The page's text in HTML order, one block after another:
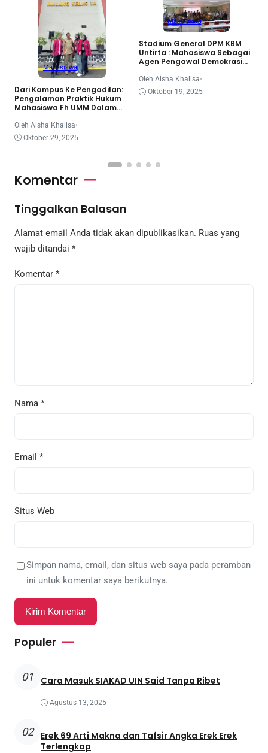
Mahasiswa
Dari Kampus Ke Pengadilan:
Pengalaman Praktik Hukum
Mahasiswa Fh UMM Dalam
Oleh Aisha Khalisa•
Oktober 29, 2025
Mahasiswa
Stadium General DPM KBM
Untirta : Mahasiswa Sebagai
Agen Pengawal Demokrasi
Nasional
Oleh Aisha Khalisa•
Oktober 19, 2025
Komentar
Tinggalkan Balasan
Alamat email Anda tidak akan dipublikasikan. Ruas yang
wajib ditandai *
Komentar *
Nama *
Email *
Situs Web
Simpan nama, email, dan situs web saya pada peramban
ini untuk komentar saya berikutnya.
Populer
01 Cara Masuk SIAKAD UIN Said Tanpa Ribet
Agustus 13, 2025
02
Erek 69 Arti Makna dan Tafsir Angka Erek Erek
Terlengkap